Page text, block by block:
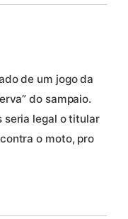
de um jogo da
do sampaio.
seria legal o titular
o moto, pro